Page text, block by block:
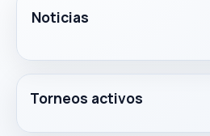
Noticias
Torneos activos